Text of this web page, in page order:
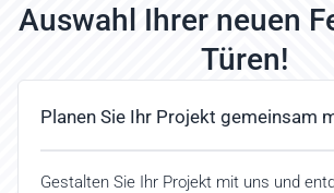
Auswahl Ihrer neuen
Türen!
Planen Sie Ihr Projekt gemeinsam
Gestalten Sie Ihr Projekt mit uns und